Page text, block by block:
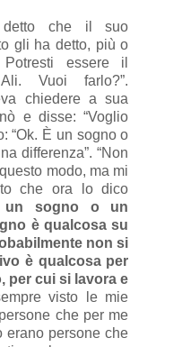
detto che il suo
gli ha detto, più o
essere il
Vuoi farlo?”.
chiedere a sua
e disse: “Voglio
“Ok. È un sogno o
differenza”. “Non
modo, ma mi
che ora lo dico
un sogno o un
è qualcosa su
non si
è qualcosa per
per cui si lavora e
visto le mie
che per me
erano persone che